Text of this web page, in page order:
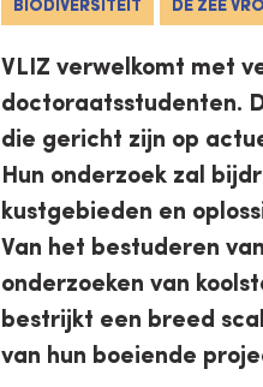
BIODIVERSITEIT DE ZEE
VLIZ verwelkomt met
doctoraatsstudenten.
die gericht zijn op
Hun onderzoek zal
kustgebieden en
Van het bestuderen
onderzoeken van
bestrijkt een breed
van hun boeiende